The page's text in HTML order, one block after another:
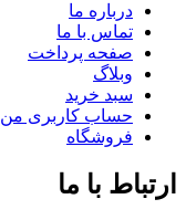
درباره ما
تماس با ما
صفحه پرداخت
وبلاگ
سبد خرید
حساب کاربری من
فروشگاه
ارتباط با ما